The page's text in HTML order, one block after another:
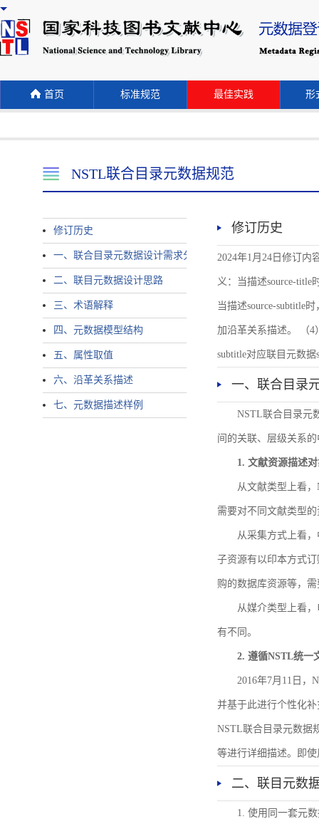
首页 标准规范 最佳实践 形
NSTL联合目录元数据规范
修订历史
一、联合目录元数据设计需求分析
二、联目元数据设计思路
三、术语解释
四、元数据模型结构
五、属性取值
六、沿革关系描述
七、元数据描述样例
修订历史
2024年1月24日修订内
义：当描述source-title
当描述source-subtitle
加沿革关系描述。 （4
subtitle对应联目元数据
一、联合目录
NSTL联合目录元
间的关联、层级关系
1. 文献资源描述
从文献类型上看
需要对不同文献类型
从采集方式上看
子资源有以印本方式
购的数据库资源等，
从媒介类型上看
有不同。
2. 遵循NSTL统一
2016年7月11日，
并基于此进行个性化
NSTL联合目录元数据
等进行详细描述。即
二、联目元数
1. 使用同一套元